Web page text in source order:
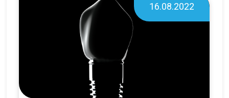
16.08.2022